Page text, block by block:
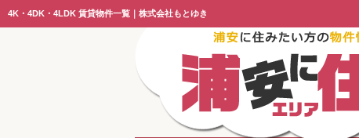
4K・4DK・4LDK 賃貸物件一覧｜株式会社もとゆき